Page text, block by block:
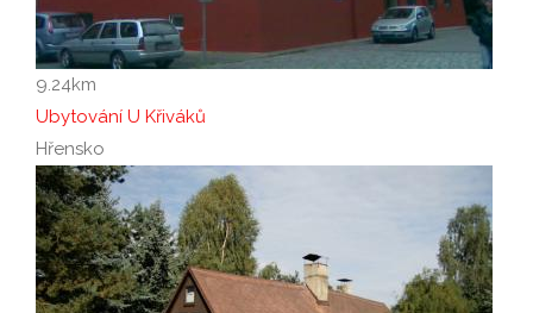
9.24km
Ubytování U Křiváků
Hřensko